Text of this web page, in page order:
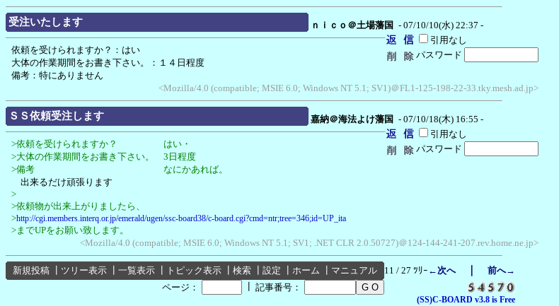
受注いたします ｎｉｃｏ＠土場藩国 - 07/10/10(水) 22:37 -
引用なし
パスワード
依頼を受けられますか？：はい
大体の作業期間をお書き下さい。：１４日程度
備考：特にありません
<Mozilla/4.0 (compatible; MSIE 6.0; Windows NT 5.1; SV1)＠FL1-125-198-22-33.tky.mesh.ad.jp>
ＳＳ依頼受注します 嘉納＠海法よけ藩国 - 07/10/18(木) 16:55 -
引用なし
パスワード
>依頼を受けられますか？ はい・
>大体の作業期間をお書き下さい。 3日程度
>備考 なにかあれば。
出来るだけ頑張ります
>
>依頼物が出来上がりましたら、
>http://cgi.members.interq.or.jp/emerald/ugen/ssc-board38/c-board.cgi?cmd=ntr;tree=346;id=UP_ita
>までUPをお願い致します。
<Mozilla/4.0 (compatible; MSIE 6.0; Windows NT 5.1; SV1; .NET CLR 2.0.50727)＠124-144-241-207.rev.home.ne.jp>
新規投稿 ツリー表示 一覧表示 トピック表示 検索 設定 ホーム マニュアル 11 / 27 ﾂﾘｰ ←次へ｜ 前へ→
ページ：
記事番号：
(SS)C-BOARD v3.8 is Free